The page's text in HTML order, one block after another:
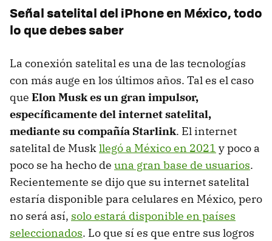
Señal satelital del iPhone en México, todo
lo que debes saber
La conexión satelital es una de las tecnologías
con más auge en los últimos años. Tal es el caso
que Elon Musk es un gran impulsor,
específicamente del internet satelital,
mediante su compañía Starlink. El internet
satelital de Muskllegó a México en 2021 y poco a
poco se ha hecho de una gran base de usuarios.
Recientemente se dijo que su internet satelital
estaría disponible para celulares en México, pero
no será así, solo estará disponible en países
seleccionados. Lo que sí es que entre sus logros